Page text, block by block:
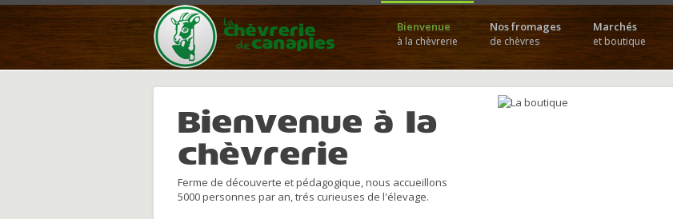
Bienvenue
à la chèvrerie
Nos fromages
de chèvres
Marchés
et boutique
Bienvenue à la
chèvrerie
Ferme de découverte et pédagogique, nous accueillons
5000 personnes par an, trés curieuses de l'élevage.